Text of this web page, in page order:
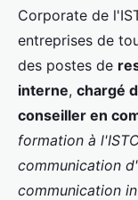
Corporate de
entreprises de
des postes de
interne, chargé
conseiller en
formation à
communication
communication